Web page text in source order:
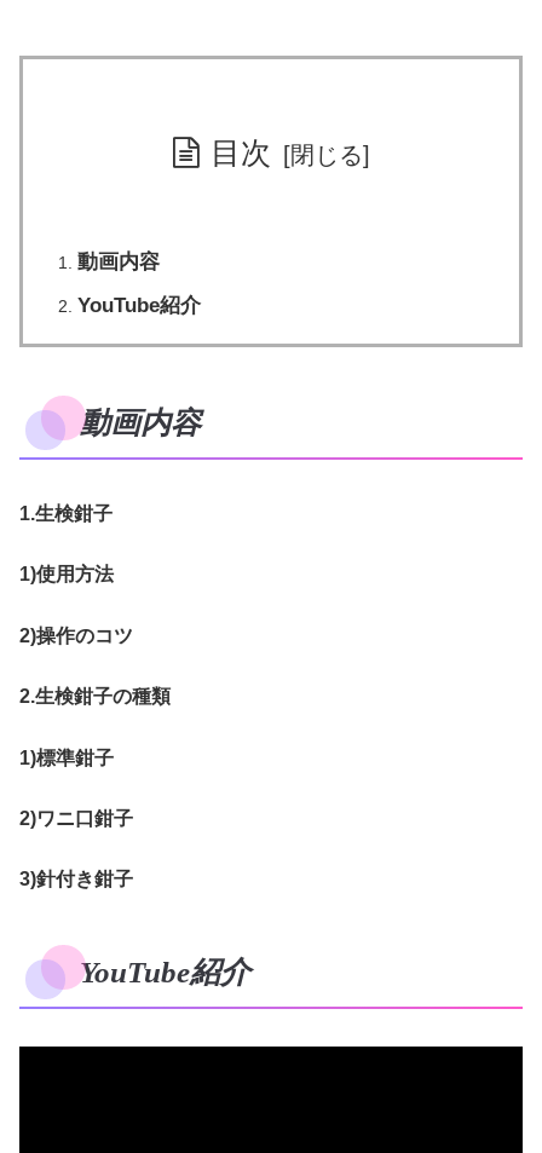
目次
動画内容
YouTube紹介
動画内容
1.生検鉗子
1)使用方法
2)操作のコツ
2.生検鉗子の種類
1)標準鉗子
2)ワニ口鉗子
3)針付き鉗子
YouTube紹介